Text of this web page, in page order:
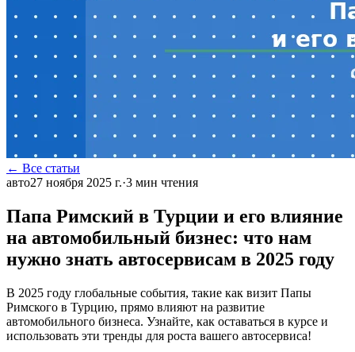
← Все статьи
авто27 ноября 2025 г.·3 мин чтения
Папа Римский в Турции и его влияние
на автомобильный бизнес: что нам
нужно знать автосервисам в 2025 году
В 2025 году глобальные события, такие как визит Папы
Римского в Турцию, прямо влияют на развитие
автомобильного бизнеса. Узнайте, как оставаться в курсе и
использовать эти тренды для роста вашего автосервиса!